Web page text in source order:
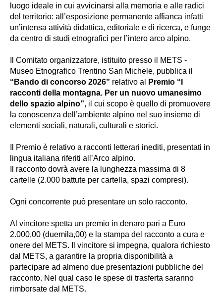
luogo ideale in cui avvicinarsi alla memoria e alle radici
del territorio: all’esposizione permanente affianca infatti
un’intensa attività didattica, editoriale e di ricerca, e funge
da centro di studi etnografici per l’intero arco alpino.
Il Comitato organizzatore, istituito presso il METS -
Museo Etnografico Trentino San Michele, pubblica il
“Bando di concorso 2026” relativo al
Premio “I
racconti della montagna. Per un nuovo umanesimo
dello spazio alpino”, il cui scopo è quello di promuovere
la conoscenza dell’ambiente alpino nel suo insieme di
elementi sociali, naturali, culturali e storici.
Il Premio è relativo a racconti letterari inediti, presentati in
lingua italiana riferiti all’Arco alpino.
Il racconto dovrà avere la lunghezza massima di 8
cartelle (2.000 battute per cartella, spazi compresi).
Ogni concorrente può presentare un solo racconto.
Al vincitore spetta un premio in denaro pari a Euro
2.000,00 (duemila,00) e la stampa del racconto a cura e
onere del METS. Il vincitore si impegna, qualora richiesto
dal METS, a garantire la propria disponibilità a
partecipare ad almeno due presentazioni pubbliche del
racconto. Nel qual caso le spese di trasferta saranno
rimborsate dal METS.